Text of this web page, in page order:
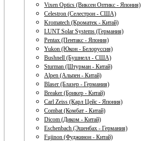
Vixen Optics (Виксен Оптикс - Япония)
Celestron (Селестрон - США)
Kromatech (Кроматек - Китай)
LUNT Solar Systems (Германия)
Pentax (Пентакс - Япония)
Yukon (Юкон - Белоруссия)
Bushnell (Бушнелл - США)
Sturman (Штурман - Китай)
Alpen (Альпен - Китай)
Blaser (Блазер - Германия)
Breaker (Брикер - Китай)
Carl Zeiss (Карл Цейс - Япония)
Combat (Комбат - Китай)
Dicom (Диком - Китай)
Eschenbach (Эшенбах - Германия)
Fujinon (Фуджинон - Китай)